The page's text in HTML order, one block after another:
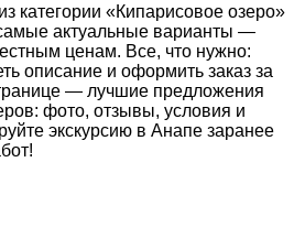
категории «Кипарисовое озеро»
актуальные варианты —
ценам. Все, что нужно:
описание и оформить заказ за
— лучшие предложения
фото, отзывы, условия и
экскурсию в Анапе заранее